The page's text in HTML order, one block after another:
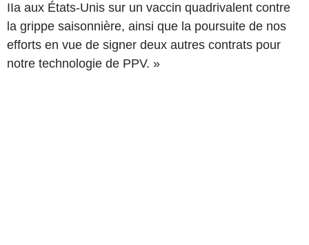
IIa aux États-Unis sur un vaccin quadrivalent contre
la grippe saisonnière, ainsi que la poursuite de nos
efforts en vue de signer deux autres contrats pour
notre technologie de PPV. »